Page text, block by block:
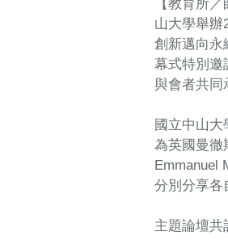
【教育所
山大學舉辦
創新邁向永
幕式特別邀
與會者共同
國立中山
為英國曼徹
Emmanuel
分別分享各
主題論壇共